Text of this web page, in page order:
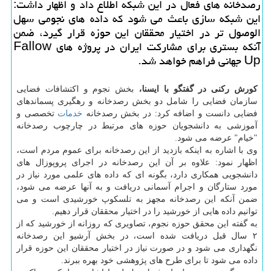
رصدخانه های فعال در این شبكه اطلاع داد و اظهار داشت:
این شبكه سازی باعث می شود كه داده های نجومی سهل
الوصول تر در اختیار محققان این حوزه قرار گیرد، ضمن
آنكه بستری برای مشاركت ایران در پروژه های Fallow
Up جهانی فراهم خواهد شد.
کورش رکنی در گفتگو با ایسنا، بخش نجوم و اکتشافات فضایی
سازمان فضایی را شامل دو بخش رصدخانه و رهگیری پسماندهای
فضایی دانست و اضافه کرد: در بخش رصدخانه خدمات تخصصی و
آموزشی به دانشجویان حوزه های مرتبط در چارچوب رصدخانه
"خیام" عرضه می شود.
وی با اشاره به اینکه بازدید از این رصدخانه برای عموم مردم است،
اظهار نمود: علاوه بر آن این رصدخانه در اجرای پروپوزال های
دانشجویی همکاری دارد، بگونه ای که داده های علمی مورد نیاز در
مورد ستارگان و اجرام آسمانی دریافت و به آنها عرضه می شود،
ضمن آنکه این رصدخانه مجهز به تلسکوپ خورشیدی است و می
توانیم داده هایی از خورشید را در اختیار محققان قرار دهیم.
به گفته این محقق حوزه نجوم، تصاویری که روزانه از خورشید که از
۲ سال قبل دریافت شده است، در بخش آرشیو این رصدخانه
نگهداری می شود و در صورت نیاز در اختیار محققان این حوزه قرار
داده می شود تا برای طرح های پژوهشی خود بهره ببرند.